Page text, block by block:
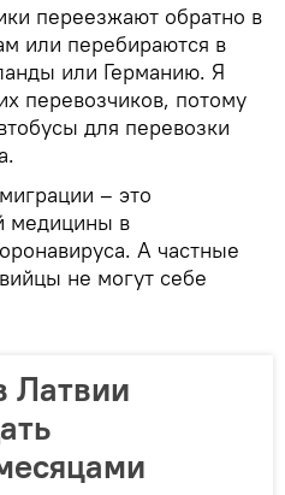
переезжают обратно в
или перебираются в
или Германию. Я
перевозчиков, потому
для перевозки
– это
медицины в
А частные
не могут себе
Латвии